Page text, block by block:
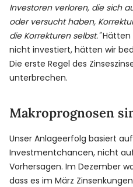
Investoren verloren, die sich
oder versucht haben,
die Korrekturen selbst."Hätten
nicht investiert, hätten wir
Die erste Regel des
unterbrechen.
Makroprognosen
Unser Anlageerfolg basiert
Investmentchancen, nicht
Vorhersagen. Im Dezember
dass es im März